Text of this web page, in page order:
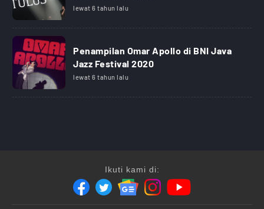
lewat 6 tahun lalu
Penampilan Omar Apollo di BNI Java
Jazz Festival 2020
lewat 6 tahun lalu
Ikuti kami di: